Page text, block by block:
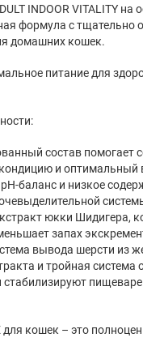
INDOOR VITALITY на
формула с тщательно
домашних кошек.
питание для
состав помогает
и оптимальный
баланс и низкое
юкки Шидигера,
запах
вывода шерсти из
и тройная система
стабилизируют
для кошек – это